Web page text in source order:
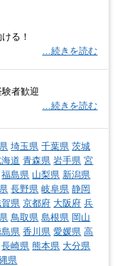
る！
…続きを読む
者歓迎
…続きを読む
埼玉県 千葉県 茨城
道 青森県 岩手県 宮
福島県 山梨県 新潟県
長野県 岐阜県 静岡
県 京都府 大阪府 兵
鳥取県 島根県 岡山
県 香川県 愛媛県 高
長崎県 熊本県 大分県
県